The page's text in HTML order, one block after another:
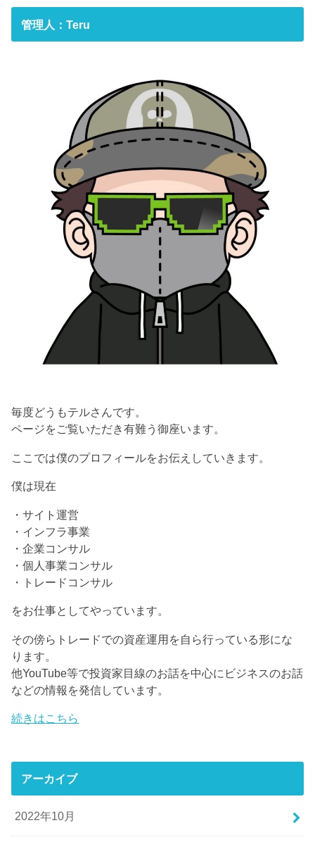
管理人：Teru
毎度どうもテルさんです。
ページをご覧いただき有難う御座います。
ここでは僕のプロフィールをお伝えしていきます。
僕は現在
・サイト運営
・インフラ事業
・企業コンサル
・個人事業コンサル
・トレードコンサル
をお仕事としてやっています。
その傍らトレードでの資産運用を自ら行っている形にな
ります。
他YouTube等で投資家目線のお話を中心にビジネスのお話
などの情報を発信しています。
続きはこちら
アーカイブ
2022年10月